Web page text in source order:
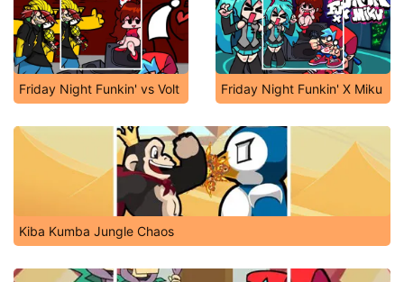
Friday Night Funkin' vs Volt Friday Night Funkin' X Miku
Kiba Kumba Jungle Chaos